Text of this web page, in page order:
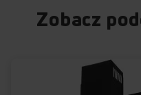
zostały w nowoczesne i
całkowicie usuną
pracy w kuchni!
Zobacz